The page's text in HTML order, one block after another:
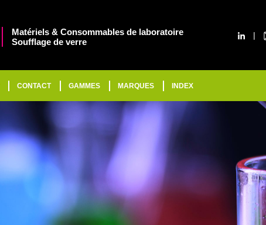
Matériels & Consommables de laboratoire
Soufflage de verre
|
CONTACT GAMMES MARQUES INDEX